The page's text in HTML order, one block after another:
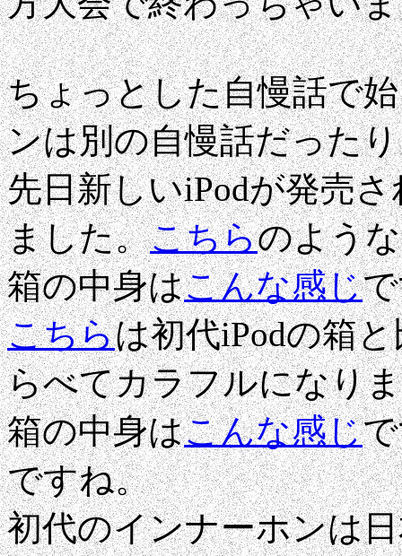
ちょっとした自慢話で
ンは別の自慢話だった
先日新しいiPodが発売
ました。こちらのよう
箱の中身はこんな感じ
こちらは初代iPodの箱
らべてカラフルになり
箱の中身はこんな感じ
ですね。
初代のインナーホンは